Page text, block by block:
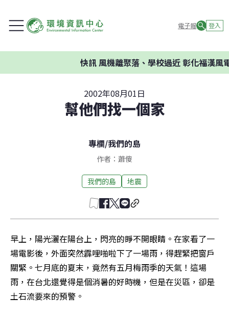
電子報 登入
快訊風機離聚落、學校過近 彰化福漢風
2002年08月01日
幫他們找一個家
專欄/我們的島
作者：蕭傻
我們的島 地震
早上，陽光灑在陽台上，閃亮的睜不開眼睛。在家看了一
場電影後，外面突然霹哩啪啦下了一場雨，得趕緊把窗戶
關緊。七月底的夏末，竟然有五月梅雨季的天氣！這場
雨，在台北還覺得是個消暑的好時機，但是在災區，卻是
土石流要來的預警。